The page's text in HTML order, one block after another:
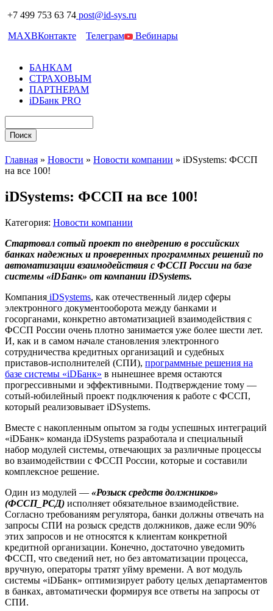
+7 499 753 63 74 post@id-sys.ru
MAXВКонтакте Телеграм Вебинары
БАНКАМ
СТРАХОВЫМ
ПАРТНЕРАМ
iDБанк PRO
Главная » Новости » Новости компании » iDSystems: ФССП
на все 100!
iDSystems: ФССП на все 100!
Категория: Новости компании
Стартовал сотый проект по внедрению в российских
банках надежных и проверенных программных решений по
автоматизации взаимодействия с ФССП России на базе
системы «iDБанк» от компании iDSystems.
Компания iDSystems, как отечественный лидер сферы
электронного документооборота между банками и
госорганами, конкретно автоматизацией взаимодействия с
ФССП России очень плотно занимается уже более шести лет.
И, как и в самом начале становления электронного
сотрудничества кредитных организаций и судебных
приставов-исполнителей (СПИ), программные решения на
базе системы «iDБанк» в нынешнее время остаются
прогрессивными и эффективными. Подтверждение тому —
сотый-юбилейный проект подключения к работе с ФССП,
который реализовывает iDSystems.
Вместе с накопленным опытом за годы успешных интеграций
«iDБанк» команда iDSystems разработала и специальный
набор модулей системы, отвечающих за различные процессы
во взаимодействии с ФССП России, которые и составили
комплексное решение.
Один из модулей — «Розыск средств должников»
(ФССП_РСД) исполняет обязательное взаимодействие.
Согласно требованиям регулятора, банки должны отвечать на
запросы СПИ на розыск средств должников, даже если 90%
этих запросов и не относятся к клиентам конкретной
кредитной организации. Конечно, достаточно уведомить
ФССП, что сведений нет, но без автоматизации процесса,
вручную, операторы тратят уйму времени. А вот модуль
системы «iDБанк» оптимизирует работу целых департаментов
в банках, автоматически формируя все ответы на запросы от
СПИ.